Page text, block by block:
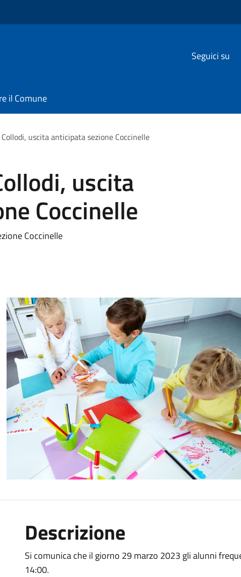
Seguici su
il Comune
uscita anticipata sezione Coccinelle
uscita
Coccinelle
Coccinelle
Descrizione
Si comunica che il giorno 29 marzo 2023 gli alunni
14:00.